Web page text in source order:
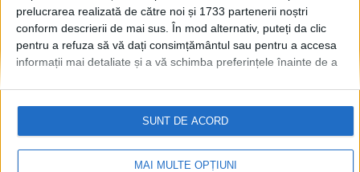
prelucrarea realizată de către noi și 1733 partenerii noștri
conform descrierii de mai sus. În mod alternativ, puteți da clic
pentru a refuza să vă dați consimțământul sau pentru a accesa
informații mai detaliate și a vă schimba preferințele înainte de a
retrageți consimțământul în orice moment, revenind la acest site
MAI MULTE OPȚIUNI
SUNT DE ACORD
© 2020 Radio TOP Suceava 104 FM